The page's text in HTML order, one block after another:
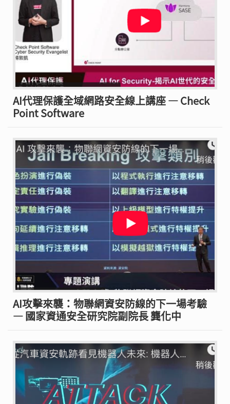
AI代理保護全域網路安全線上講座 — Check
Point Software
AI攻擊來襲：物聯網資安防線的下一場考驗
— 國家資通安全研究院副院長 龔化中